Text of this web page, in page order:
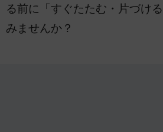
る前に「すぐたたむ・片づけ
みませんか？